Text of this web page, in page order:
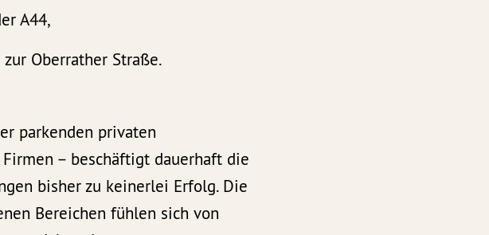
A44,
Oberrather Straße.
parkenden privaten
– beschäftigt dauerhaft die
bisher zu keinerlei Erfolg. Die
Bereichen fühlen sich von